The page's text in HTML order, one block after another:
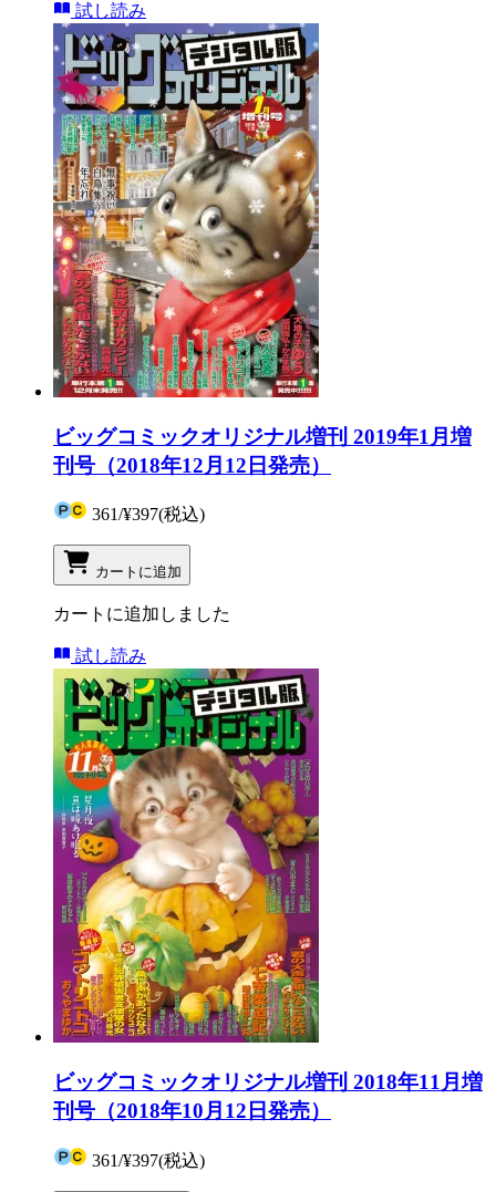
試し読み
ビッグコミックオリジナル増刊 2019年1月増
刊号（2018年12月12日発売）
361/¥397(税込)
カートに追加
カートに追加しました
試し読み
ビッグコミックオリジナル増刊 2018年11月増
刊号（2018年10月12日発売）
361/¥397(税込)